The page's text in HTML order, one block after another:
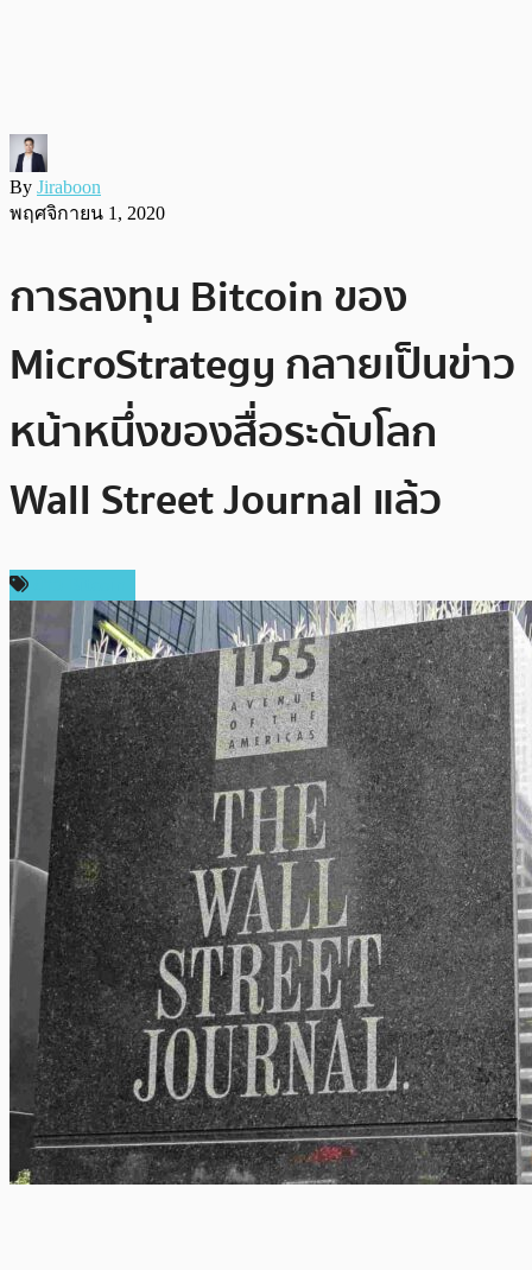
By Jiraboon
พฤศจิกายน 1, 2020
การลงทุน Bitcoin ของ
MicroStrategy กลายเป็นข่าว
หน้าหนึ่งของสื่อระดับโลก
Wall Street Journal แล้ว